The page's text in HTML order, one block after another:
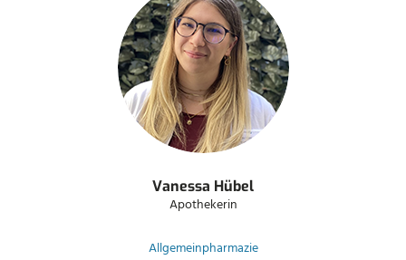
Vanessa Hübel
Apothekerin
Allgemeinpharmazie